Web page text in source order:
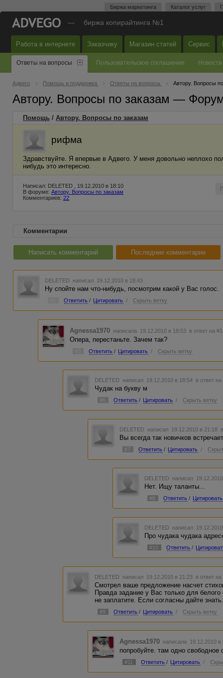
Биржа маркетинга Каталог услуг
— биржа копирайтинга №1
Работа в интернете Заказчику Магазин статей Сервис
Ответы на вопросы Пользовательское соглашение Новости
Адвего Помощь и поддержка Ответы на вопросы Автору. Вопросы
Автору. Вопросы по заказам —
Помощь / Автору. Вопросы по заказам
рифма
Здравствуйте. Я впервые в Адвего. У меня довольно неплохо
нибудь это интересно.
Написал: DELETED , 19.12.2010 в 18:10
В форуме: Автору. Вопросы по заказам
Комментариев: 22
Комментарии
Написать комментарий Последние комментарии
DELETED написал 19.12.2010 в 18:43
Ну спойте нам что-нибудь, посмотрим какой у Вас голос.
Ответить / Цитировать / Скрыть ветку
Agnessa1970 написала 19.12.2010 в 18:53 в ответ на #1
Опера, перестаньте. Зачем так?
Ответить / Цитировать / Скрыть ветку
DELETED написал 19.12.2010 в 18:54 в ответ на
Чудак на букву м
#6 Ответить / Цитировать / Скрыть ветку
DELETED написал 19.12.2010 в 21:18
Вы всегда так новичков
#7 Ответить / Цитировать /
DELETED написал
Нет. Ищу таланты...
#8 Ответить / Цитировать
DELETED написал
Про чудака чудака
#10 Ответить /
DELETED написал 19.12.2010 в 21:23 в ответ на
Смотрел ваше предложение насчет
Правда задание у Вас только для
не заплатите. Если согласны дайте
#9 Ответить / Цитировать / Скрыть ветку
Agnessa1970 написала 19.12.2010
попробуйте. там одно свободное
#11 Ответить / Цитировать /